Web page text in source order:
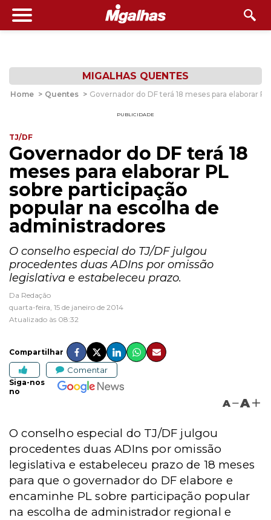
MIGALHAS QUENTES
Home > Quentes > Governador do DF terá 18 meses para elaborar
PUBLICIDADE
TJ/DF
Governador do DF terá 18
meses para elaborar PL
sobre participação
popular na escolha de
administradores
O conselho especial do TJ/DF julgou
procedentes duas ADIns por omissão
legislativa e estabeleceu prazo.
Da Redação
quarta-feira, 15 de janeiro de 2014
Atualizado às 08:32
Compartilhar
Comentar
Siga-nos
no
A A
O conselho especial do TJ/DF julgou
procedentes duas ADIns por omissão
legislativa e estabeleceu prazo de 18 meses
para que o governador do DF elabore e
encaminhe PL sobre participação popular
na escolha de administrador regional e